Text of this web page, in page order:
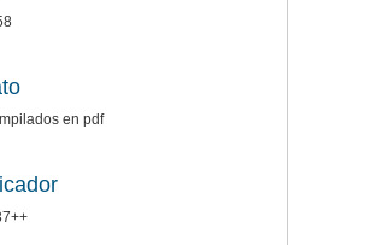
en pdf